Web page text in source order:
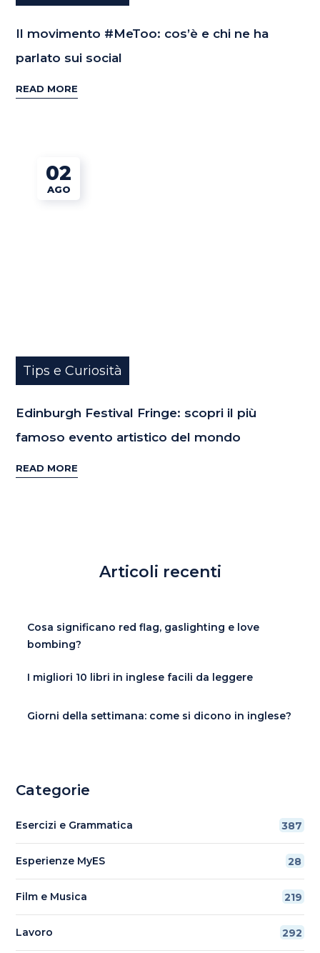
Il movimento #MeToo: cos’è e chi ne ha
parlato sui social
READ MORE
02
AGO
Tips e Curiosità
Edinburgh Festival Fringe: scopri il più
famoso evento artistico del mondo
READ MORE
Articoli recenti
Cosa significano red flag, gaslighting e love
bombing?
I migliori 10 libri in inglese facili da leggere
Giorni della settimana: come si dicono in inglese?
Categorie
Esercizi e Grammatica 387
Esperienze MyES 28
Film e Musica 219
Lavoro 292